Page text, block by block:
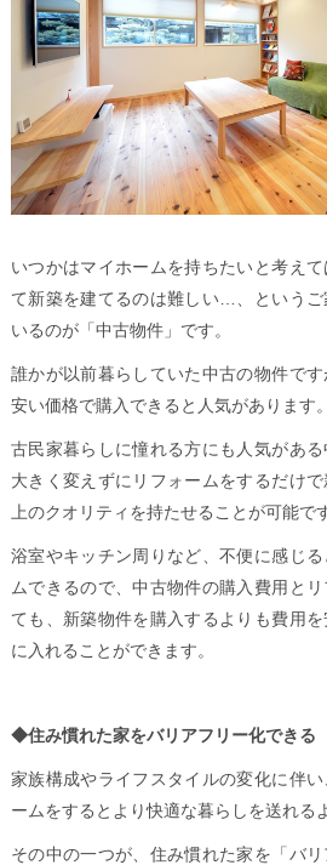
いつかはマイホームを持ちたいと考え
て新築を建てるのは難しい…、という
いるのが「中古物件」です。
誰かが以前暮らしていた中古の物件で
安い価格で購入できると人気があります。
古民家暮らしに憧れる方にも人気があ
大きく変えずにリフォームをするだけ
上のクオリティを持たせることが可能で
浴室やキッチン周りなど、不便に感じ
ムできるので、中古物件の購入費用と
ても、新築物件を購入するよりも費用
に入れることができます。
◆住み慣れた家をバリアフリー化できる
家族構成やライフスタイルの変化に伴
ームをするとより快適な暮らしを送れる
その中の一つが、住み慣れた家を「バ